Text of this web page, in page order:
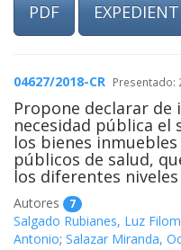
PDF
04627/2018-CR Presentado:
Propone declarar de
necesidad pública el
los bienes
públicos de salud,
los diferentes
Autores 7
Salgado Rubianes, Luz
Antonio; Salazar Miranda,